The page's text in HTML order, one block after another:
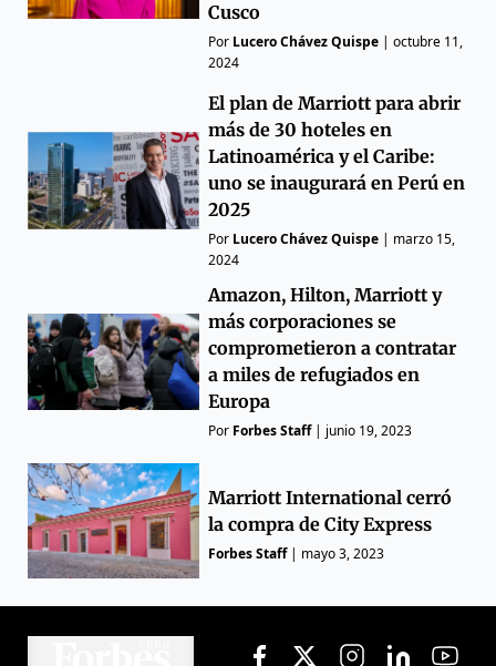
Cusco
Por Lucero Chávez Quispe |octubre 11,
2024
El plan de Marriott para abrir
más de 30 hoteles en
Latinoamérica y el Caribe:
uno se inaugurará en Perú en
2025
Por Lucero Chávez Quispe
marzo 15,
2024
Amazon, Hilton, Marriott y
más corporaciones se
comprometieron a contratar
a miles de refugiados en
Europa
Por Forbes Staff| junio 19, 2023
Marriott International cerró
la compra de City Express
Forbes Staff| mayo 3, 2023